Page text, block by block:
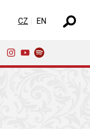
Zvolte jazyk
CZ EN